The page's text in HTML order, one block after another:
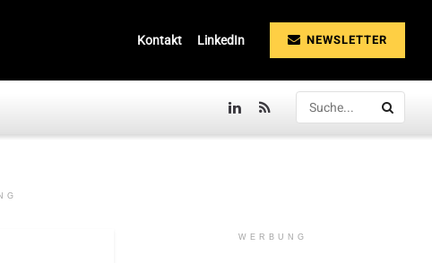
Kontakt LinkedIn NEWSLETTER
WERBUNG